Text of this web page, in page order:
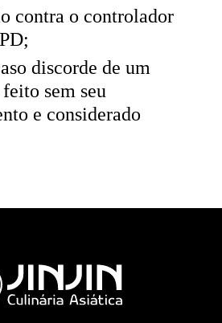
contra o controlador
discorde de um
sem seu
e considerado